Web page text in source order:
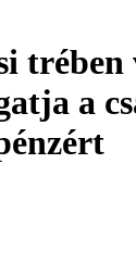
trében
a